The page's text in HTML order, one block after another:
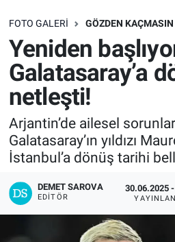
FOTO GALERI GÖZDEN KAÇMASIN
Yeniden
Galatasaray’a
netleşti!
Arjantin’de ailesel
Galatasaray’ın yıldızı
İstanbul’a dönüş tarihi
DEMET SAROVA
EDITÖR
30.06.2025
SAĞLIK
EKONOMİ
EĞİTİM
ÖZEL HABER
Keşfet
ASTROLOJİ
MANŞET